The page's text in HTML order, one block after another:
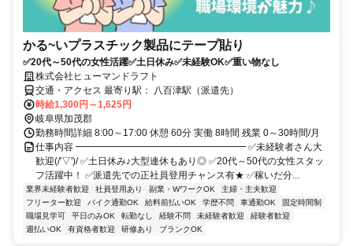
かる~いプラスチック製品にテープ貼り
✅20代～50代の女性活躍✅土日休み✅未経験OK✅重い物なし
株式会社ヒューマンドラフト
交通・アクセス 最寄り駅： 八百津駅（派遣先）
時給1,300円～1,625円
岐阜県加茂郡
勤務時間詳細 8:00～17:00 休憩 60分 実働 8時間 残業 0～30時間/月
仕事内容 ━━━━━━━━━━━━━━━━━━ ✅未経験者さん大
歓迎(/'▽')/ ✅土日休み♪大型連休もあり◎ ✅20代～50代の女性スタッ
フ活躍中！ ✅派遣先での正社員登用チャンス有★ ✅稼いだ分...
業界未経験者歓迎 社員登用あり 副業・WワークOK
主婦・主夫歓迎
フリーター歓迎
バイク通勤OK 給料前払いOK 学歴不問 車通勤OK
固定時間制
職場見学可
平日のみOK 転勤なし 経験不問 未経験者歓迎
経験者歓迎
週払いOK
有資格者歓迎 研修あり ブランクOK